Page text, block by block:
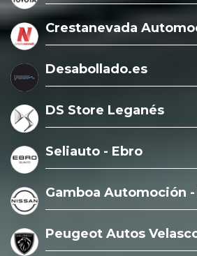
Crestanevada
Desabollado.es
DS Store Leganés
Seliauto - Ebro
Gamboa Automoción -
Peugeot Autos